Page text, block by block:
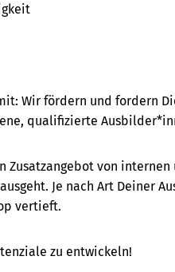
Wir fördern und fordern
qualifizierte
Zusatzangebot von
Je nach Art Deiner
vertieft.
zu entwickeln!